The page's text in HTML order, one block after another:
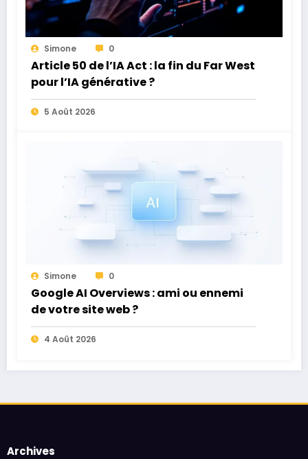
Simone 0
Article 50 de l’IA Act : la fin du Far West
pour l’IA générative ?
5 Août 2026
Simone 0
Google AI Overviews : ami ou ennemi
de votre site web ?
4 Août 2026
Archives